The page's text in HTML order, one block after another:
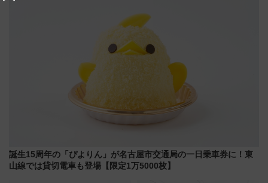
誕生15周年の「ぴよりん」が名古屋市交通局の一日乗車券に！東
山線では貸切電車も登場【限定1万5000枚】